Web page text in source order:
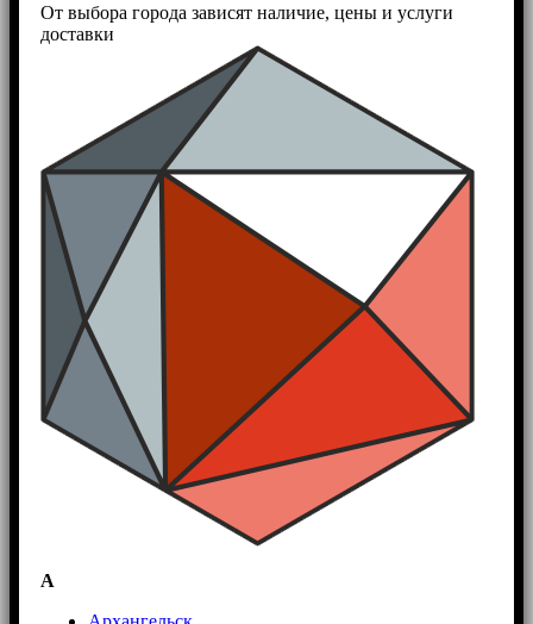
От выбора города зависят наличие, цены и услуги
доставки
А